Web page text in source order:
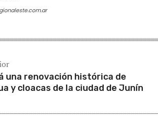
una renovación histórica de
y cloacas de la ciudad de Junín